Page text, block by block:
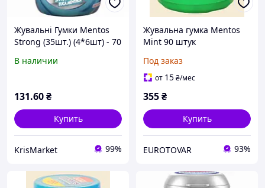
Жувальні Гумки Mentos
Strong (35шт.) (4*6шт) - 70
В наличии
131.60₴
Купить
KrisMarket 99%
Жувальна гумка Mentos
Mint 90 штук
Под заказ
от 15₴/мес
355₴
Купить
EUROTOVAR 93%